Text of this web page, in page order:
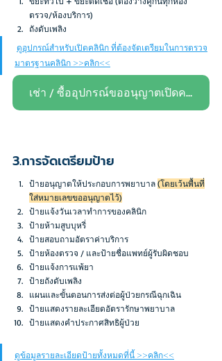
ตรวจ/ห้องบริการ)
ถังดับเพลิง
ดูอุปกรณ์สำหรับเปิดคลินิก ที่ต้องจัดเตรียมในการตรวจ
มาตรฐานคลินิก >>คลิก<<
เช่า / ซื้ออุปกรณ์ขออนุญาตเปิดคลินิก >>คลิก<<
3.การจัดเตรียมป้าย
ป้ายอนุญาตให้ประกอบการพยาบาล (โดยเว้นพื้นที่
ใส่หมายเลขขออนุญาตไว้)
ป้ายแจ้งวันเวลาทำการของคลินิก
ป้ายห้ามสูบบุหรี่
ป้ายสอบถามอัตราค่าบริการ
ป้ายห้องตรวจ / และป้ายชื่อแพทย์ผู้รับผิดชอบ
ป้ายแจ้งการแพ้ยา
ป้ายถังดับเพลิง
แผนและขั้นตอนการส่งต่อผู้ป่วยกรณีฉุกเฉิน
ป้ายแสดงรายละเอียดอัตรารักษาพยาบาล
ป้ายแสดงคำประกาศสิทธิผู้ป่วย
ดูข้อมูลรายละเอียดป้ายทั้งหมดที่นี้ >>คลิก<<